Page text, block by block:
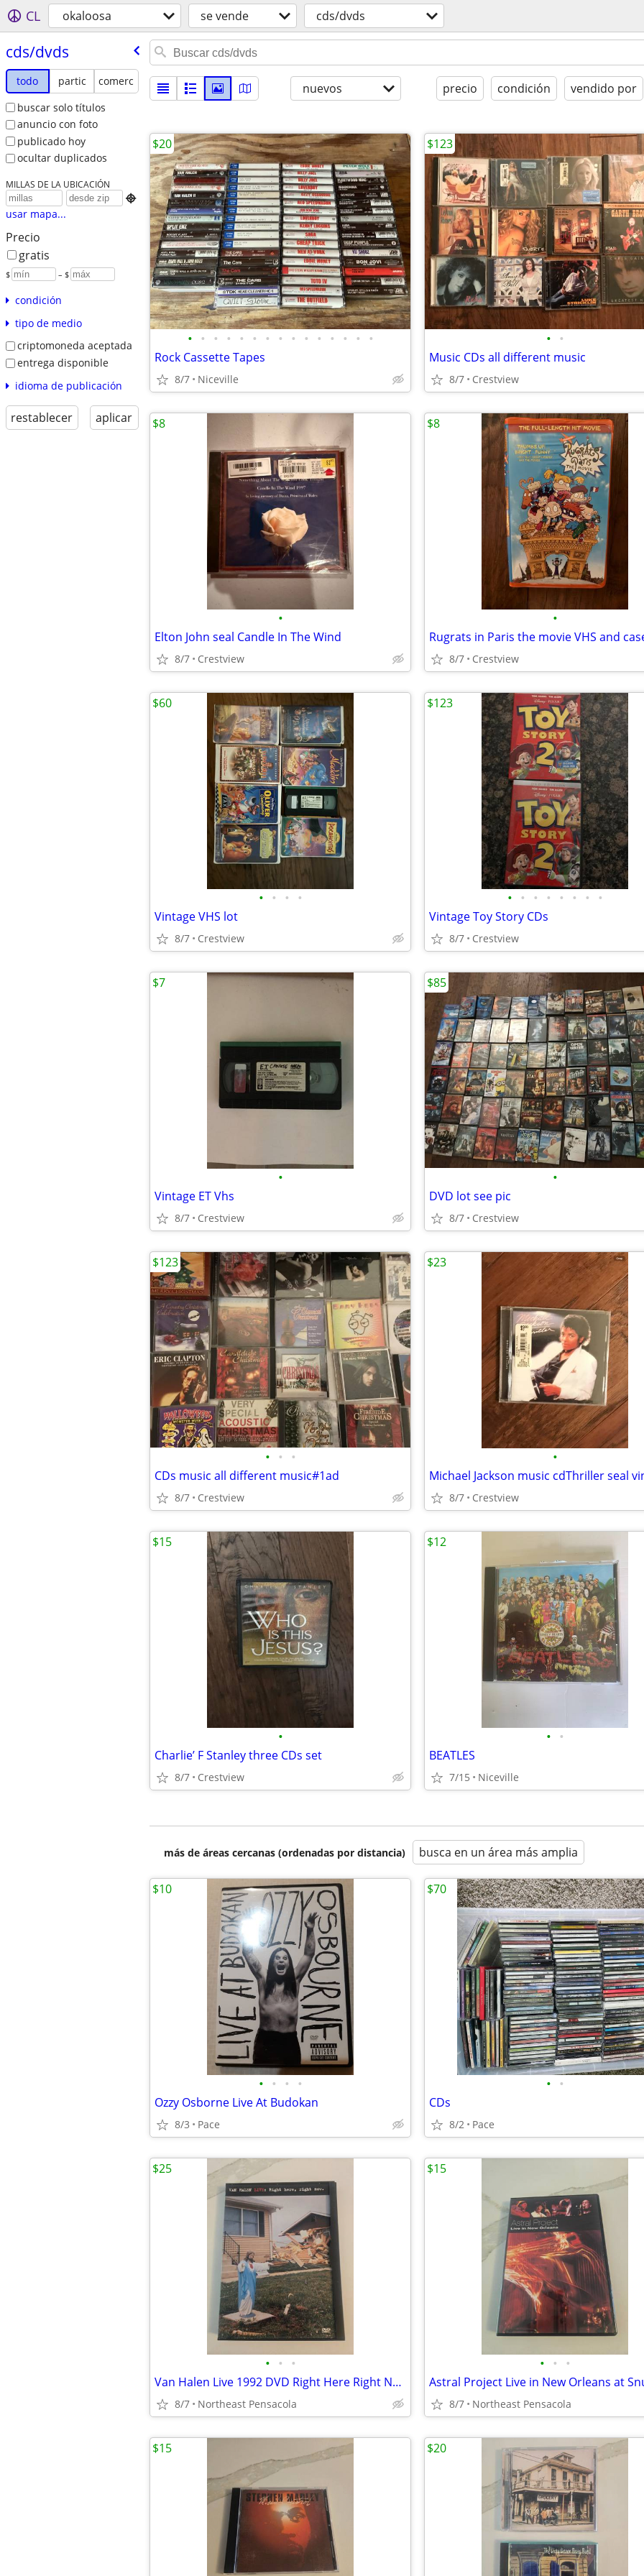
CL okaloosa se vende cds/dvds
cds/​dvds
todo partic
comerc
buscar solo títulos
anuncio con foto
publicado hoy
ocultar duplicados
MILLAS DE LA UBICACIÓN

usar mapa...
Precio
gratis
$ – $
condición
tipo de medio
criptomoneda aceptada
entrega disponible
idioma de publicación
restablecer aplicar
nuevos precio condición vendido por
• • • • • • • • • • • • • • •
Rock Cassette Tapes
8/7 Niceville
$20
• •
Music CDs all different music
8/7 Crestview
$123
•
Elton John seal Candle In The Wind
8/7 Crestview
$8
•
Rugrats in Paris the movie VHS and
8/7 Crestview
$8
• • • •
Vintage VHS lot
8/7 Crestview
$60
• • • • • • • •
Vintage Toy Story CDs
8/7 Crestview
$123
•
Vintage ET Vhs
8/7 Crestview
$7
•
DVD lot see pic
8/7 Crestview
$85
• • •
CDs music all different music#1ad
8/7 Crestview
$123
•
Michael Jackson music cdThriller seal
8/7 Crestview
$23
•
Charlie’ F Stanley three CDs set
8/7 Crestview
$15
• •
BEATLES
7/15 Niceville
$12
más de áreas cercanas (ordenadas por distancia) busca en un área más amplia
• • • •
Ozzy Osborne Live At Budokan
8/3 Pace
$10
• •
CDs
8/2 Pace
$70
• • •
Van Halen Live 1992 DVD Right Here Right Now
8/7 Northeast Pensacola
$25
• • •
8/7 Northeast Pensacola
$15
$15 $20